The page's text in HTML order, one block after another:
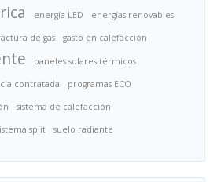
energía LED energías renovables
de gas gasto en calefacción
paneles solares térmicos
contratada programas ECO
sistema de calefacción
split suelo radiante